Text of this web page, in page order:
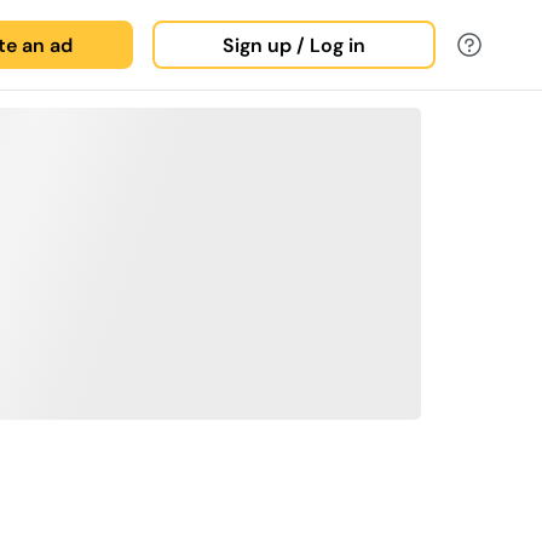
an ad Sign up / Log in